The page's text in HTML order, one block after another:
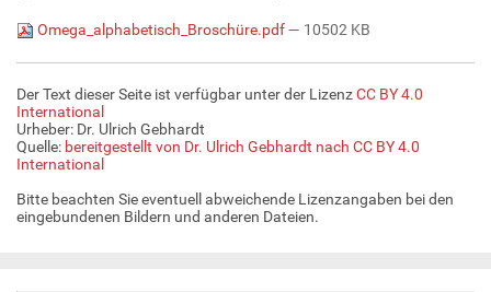
Omega_alphabetisch_Broschüre.pdf— 10502 KB
Der Text dieser Seite ist verfügbar unter der LizenzCC BY 4.0
International
Urheber: Dr. Ulrich Gebhardt
Quelle: bereitgestellt von Dr. Ulrich Gebhardt nach CC BY 4.0
International
Bitte beachten Sie eventuell abweichende Lizenzangaben bei den
eingebundenen Bildern und anderen Dateien.